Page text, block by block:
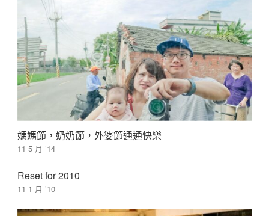
媽媽節，奶奶節，外婆節通通快樂
11 5 月 ’14
Reset for 2010
11 1 月 ’10